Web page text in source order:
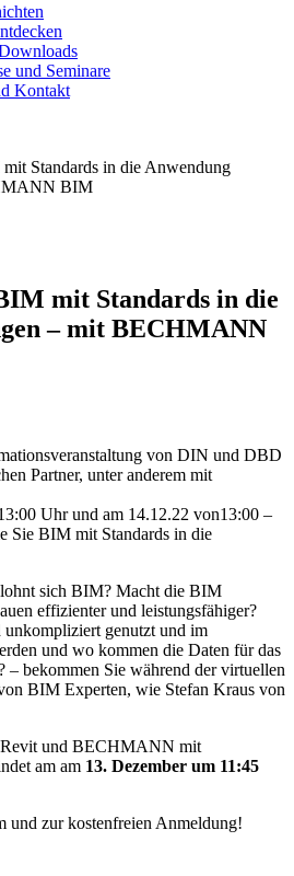
und Seminare
Kontakt
Standards in die Anwendung
BIM
mit Standards in die
– mit BECHMANN
von DIN und DBD
Partner, unter anderem mit
Uhr und am 14.12.22 von13:00 –
Sie BIM mit Standards in die
sich BIM? Macht die BIM
effizienter und leistungsfähiger?
genutzt und im
und wo kommen die Daten für das
bekommen Sie während der virtuellen
BIM Experten, wie Stefan Kraus von
und BECHMANN mit
am am 13. Dezember um 11:45
und zur kostenfreien Anmeldung!